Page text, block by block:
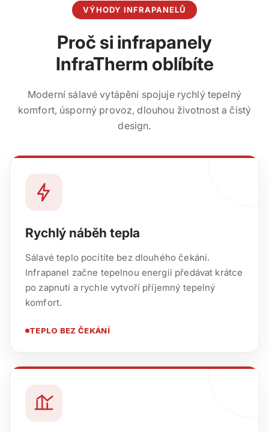
VÝHODY INFRAPANELŮ
Proč si infrapanely
InfraTherm oblíbíte
Moderní sálavé vytápění spojuje rychlý tepelný
komfort, úsporný provoz, dlouhou životnost a čistý
design.
Rychlý náběh tepla
Sálavé teplo pocítíte bez dlouhého čekání.
Infrapanel začne tepelnou energii předávat krátce
po zapnutí a rychle vytvoří příjemný tepelný
komfort.
TEPLO BEZ ČEKÁNÍ